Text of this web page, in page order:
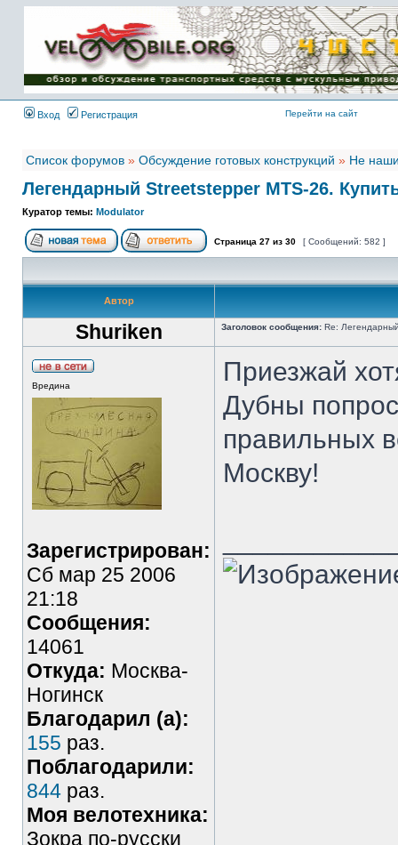
Имя пользователя:
Пароль:
{ LOG_ME_IN_SHORT
}
Вход
Регистрация Перейти на сайт
Список форумов » Обсуждение готовых конструкций » Не
Легендарный Streetstepper MTS-26.
Куратор темы: Modulator
Страница 27 из 30 [ Сообщений: 582 ]
Автор
Shuriken Заголовок сообщения: Re:
Вредина
Зарегистрирован:
Сб мар 25 2006
21:18
Сообщения:
14061
Откуда: Москва-
Ногинск
Благодарил (а):
155 раз.
Поблагодарили:
844 раз.
Моя велотехника:
Зокра по-русски
Приезжай
Дубны
правильных
Москву!